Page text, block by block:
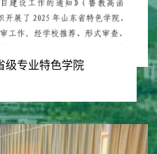
级专业特色学院